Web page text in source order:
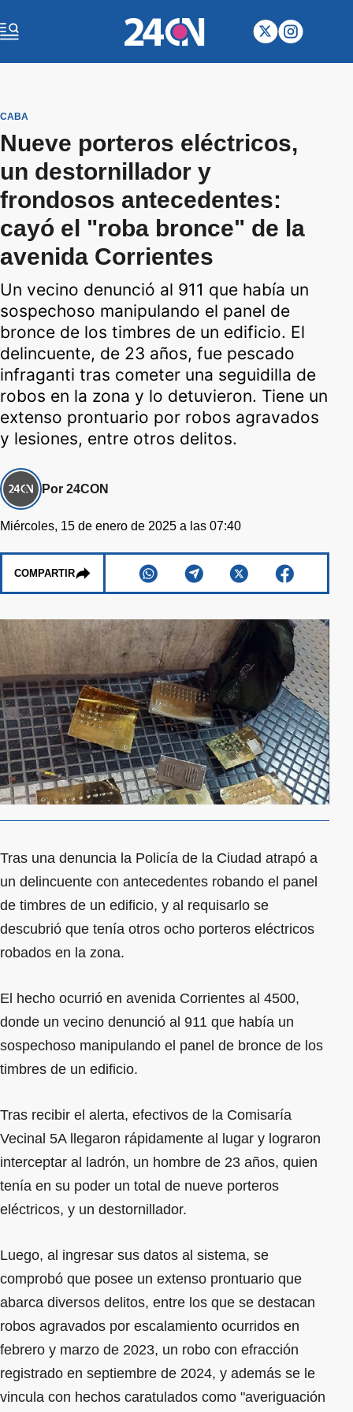
CABA
Nueve porteros eléctricos,
un destornillador y
frondosos antecedentes:
cayó el "roba bronce" de la
avenida Corrientes
Un vecino denunció al 911 que había un
sospechoso manipulando el panel de
bronce de los timbres de un edificio. El
delincuente, de 23 años, fue pescado
infraganti tras cometer una seguidilla de
robos en la zona y lo detuvieron. Tiene un
extenso prontuario por robos agravados
y lesiones, entre otros delitos.
Por 24CON
Miércoles, 15 de enero de 2025 a las 07:40
COMPARTIR
Tras una denuncia la Policía de la Ciudad atrapó a
un delincuente con antecedentes robando el panel
de timbres de un edificio, y al requisarlo se
descubrió que tenía otros ocho porteros eléctricos
robados en la zona.
El hecho ocurrió en avenida Corrientes al 4500,
donde un vecino denunció al 911 que había un
sospechoso manipulando el panel de bronce de los
timbres de un edificio.
Tras recibir el alerta, efectivos de la Comisaría
Vecinal 5A llegaron rápidamente al lugar y lograron
interceptar al ladrón, un hombre de 23 años, quien
tenía en su poder un total de nueve porteros
eléctricos, y un destornillador.
Luego, al ingresar sus datos al sistema, se
comprobó que posee un extenso prontuario que
abarca diversos delitos, entre los que se destacan
robos agravados por escalamiento ocurridos en
febrero y marzo de 2023, un robo con efracción
registrado en septiembre de 2024, y además se le
vincula con hechos caratulados como "averiguación